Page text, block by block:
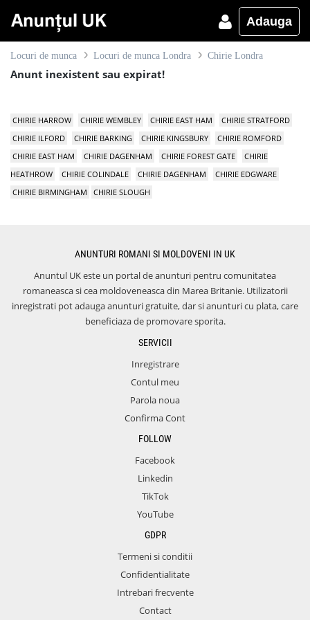
Adauga
Locuri de munca Locuri de munca Londra Chirie Londra
Anunt inexistent sau expirat!
CHIRIE HARROW CHIRIE WEMBLEY CHIRIE EAST HAM
CHIRIE STRATFORD
CHIRIE ILFORD
CHIRIE BARKING CHIRIE KINGSBURY
CHIRIE ROMFORD
CHIRIE EAST HAM
CHIRIE DAGENHAM CHIRIE FOREST GATE
CHIRIE
HEATHROW
CHIRIE COLINDALE CHIRIE DAGENHAM
CHIRIE EDGWARE
CHIRIE BIRMINGHAM
CHIRIE SLOUGH
ANUNTURI ROMANI SI MOLDOVENI IN UK
Anuntul UK este un portal de anunturi pentru comunitatea
romaneasca si cea moldoveneasca din Marea Britanie. Utilizatorii
inregistrati pot adauga anunturi gratuite, dar si anunturi cu plata, care
beneficiaza de promovare sporita.
SERVICII
Inregistrare
Contul meu
Parola noua
Confirma Cont
FOLLOW
Facebook
Linkedin
TikTok
YouTube
GDPR
Termeni si conditii
Confidentialitate
Intrebari frecvente
Contact